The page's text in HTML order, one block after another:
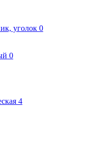
уголок 0
0
4